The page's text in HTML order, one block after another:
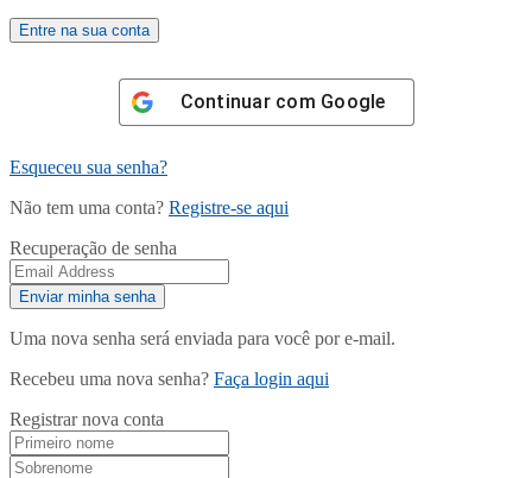
Continuar com Google
Esqueceu sua senha?
Não tem uma conta? Registre-se aqui
Recuperação de senha
Uma nova senha será enviada para você por e-mail.
Recebeu uma nova senha? Faça login aqui
Registrar nova conta